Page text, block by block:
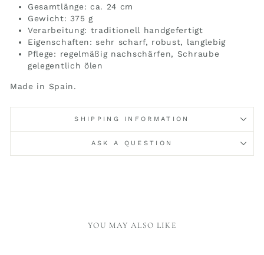
Gesamtlänge: ca. 24 cm
Gewicht: 375 g
Verarbeitung: traditionell handgefertigt
Eigenschaften: sehr scharf, robust, langlebig
Pflege: regelmäßig nachschärfen, Schraube
gelegentlich ölen
Made in Spain.
SHIPPING INFORMATION
ASK A QUESTION
YOU MAY ALSO LIKE